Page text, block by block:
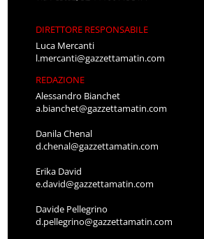
DIRETTORE RESPONSABILE
Luca Mercanti
l.mercanti@gazzettamatin.com
REDAZIONE
Alessandro Bianchet
a.bianchet@gazzettamatin.com
Danila Chenal
d.chenal@gazzettamatin.com
Erika David
e.david@gazzettamatin.com
Davide Pellegrino
d.pellegrino@gazzettamatin.com